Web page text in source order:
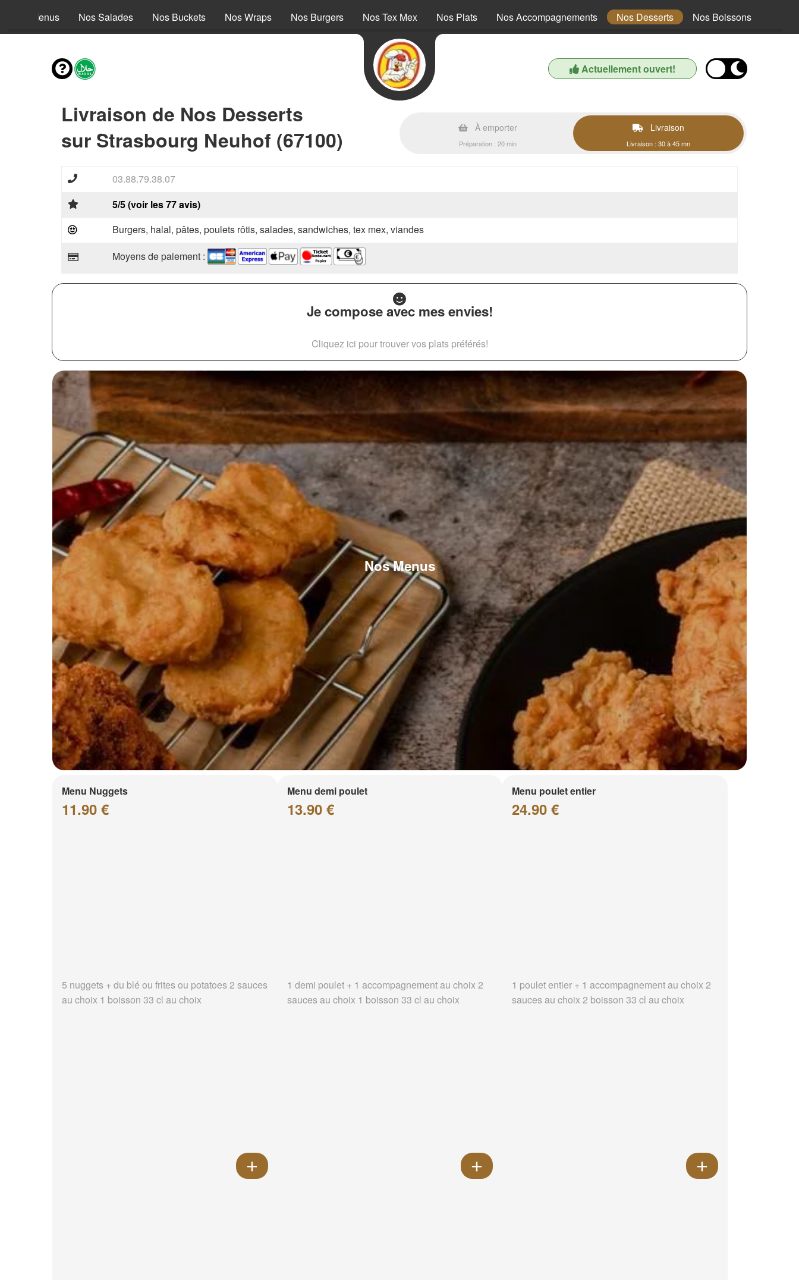
Nos Menus Nos Salades Nos Buckets Nos Wraps Nos Burgers Nos Tex Mex Nos Plats Nos Accompagnements Nos Desserts Nos Boissons
Actuellement ouvert!
Livraison de Nos Desserts
sur Strasbourg Neuhof (67100)
À emporter
Préparation : 20 min
Livraison
Livraison : 30 à 45 mn
03.88.79.38.07
5/5 (voir les 77 avis)
Burgers, halal, pâtes, poulets rôtis, salades, sandwiches, tex mex, viandes
Moyens de paiement :
Je compose avec mes envies!
Cliquez ici pour trouver vos plats préférés!
Nos Menus
Menu Nuggets
11.90 €
5 nuggets + du blé ou frites ou potatoes 2 sauces
au choix 1 boisson 33 cl au choix
Menu demi poulet
13.90 €
1 demi poulet + 1 accompagnement au choix 2
sauces au choix 1 boisson 33 cl au choix
Menu poulet entier
24.90 €
1 poulet entier + 1 accompagnement au choix 2
sauces au choix 2 boisson 33 cl au choix